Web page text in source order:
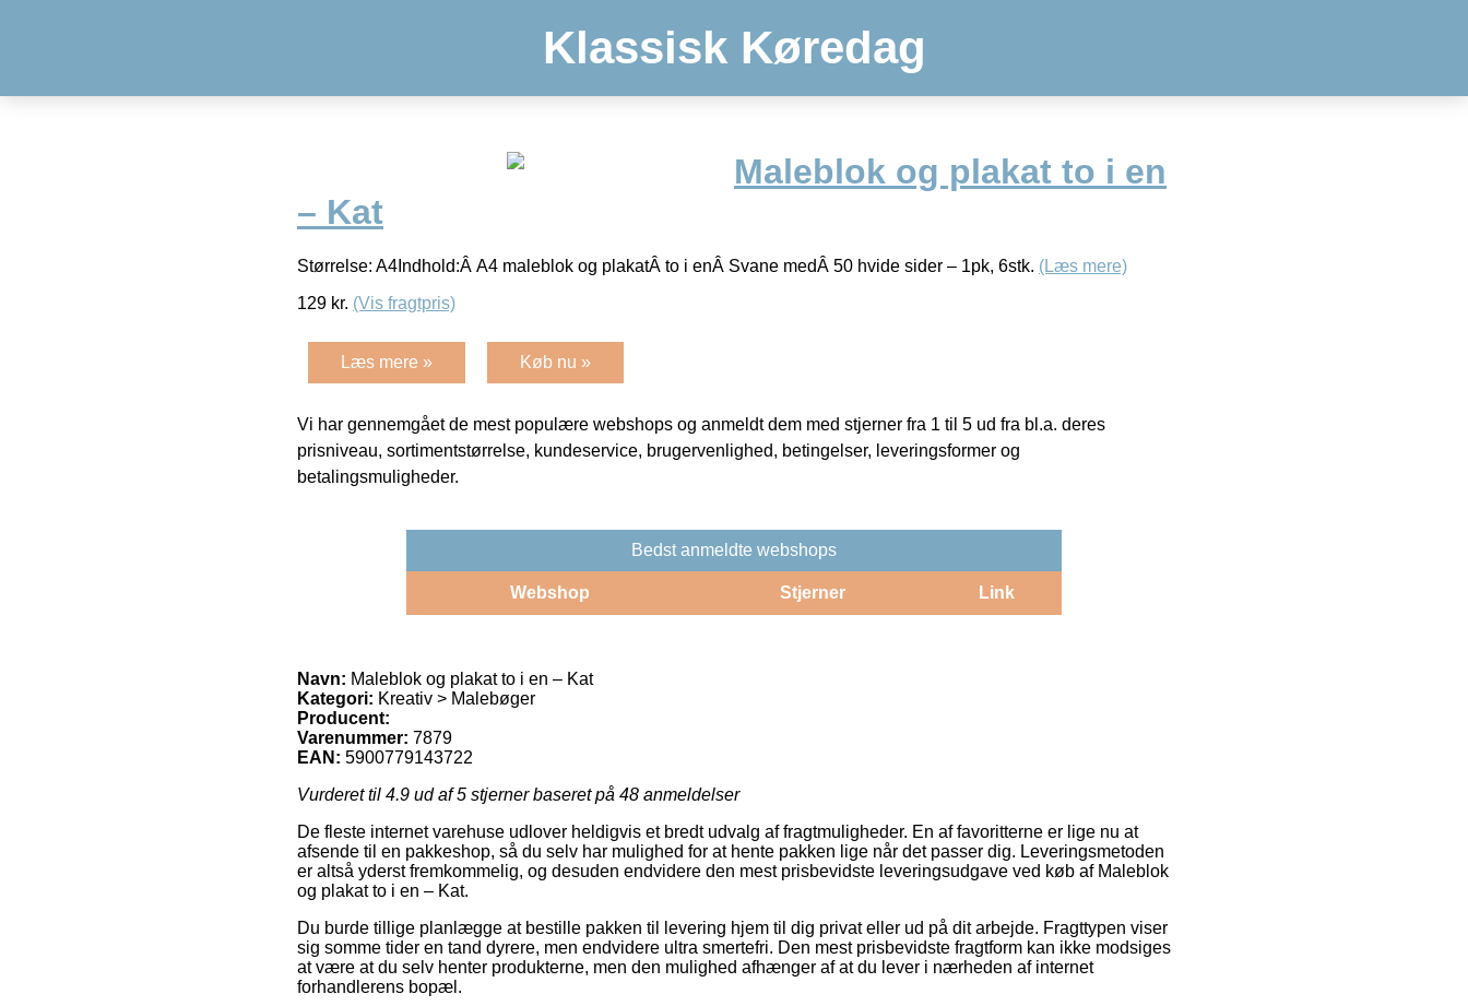
Klassisk Køredag
Maleblok og plakat to i en
– Kat
Størrelse: A4Indhold:Â A4 maleblok og plakatÂ to i enÂ Svane medÂ 50 hvide sider – 1pk, 6stk. (Læs mere)
129 kr. (Vis fragtpris)
Læs mere » Køb nu »
Vi har gennemgået de mest populære webshops og anmeldt dem med stjerner fra 1 til 5 ud fra bl.a. deres
prisniveau, sortimentstørrelse, kundeservice, brugervenlighed, betingelser, leveringsformer og
betalingsmuligheder.
Bedst anmeldte webshops
Webshop Stjerner Link
Navn: Maleblok og plakat to i en – Kat
Kategori: Kreativ > Malebøger
Producent:
Varenummer: 7879
EAN: 5900779143722
Vurderet til 4.9 ud af 5 stjerner baseret på 48 anmeldelser
De fleste internet varehuse udlover heldigvis et bredt udvalg af fragtmuligheder. En af favoritterne er lige nu at
afsende til en pakkeshop, så du selv har mulighed for at hente pakken lige når det passer dig. Leveringsmetoden
er altså yderst fremkommelig, og desuden endvidere den mest prisbevidste leveringsudgave ved køb af Maleblok
og plakat to i en – Kat.
Du burde tillige planlægge at bestille pakken til levering hjem til dig privat eller ud på dit arbejde. Fragttypen viser
sig somme tider en tand dyrere, men endvidere ultra smertefri. Den mest prisbevidste fragtform kan ikke modsiges
at være at du selv henter produkterne, men den mulighed afhænger af at du lever i nærheden af internet
forhandlerens bopæl.